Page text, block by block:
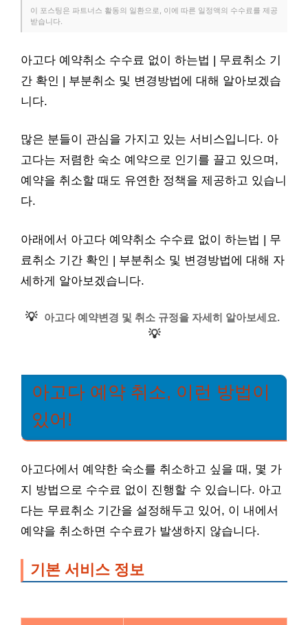
이 포스팅은 파트너스 활동의 일환으로, 이에 따른 일정액의 수수료를 제공
받습니다.
아고다 예약취소 수수료 없이 하는법 | 무료취소 기
간 확인 | 부분취소 및 변경방법에 대해 알아보겠습
니다.
많은 분들이 관심을 가지고 있는 서비스입니다. 아
고다는 저렴한 숙소 예약으로 인기를 끌고 있으며,
예약을 취소할 때도 유연한 정책을 제공하고 있습니
다.
아래에서 아고다 예약취소 수수료 없이 하는법 | 무
료취소 기간 확인 | 부분취소 및 변경방법에 대해 자
세하게 알아보겠습니다.
💡 아고다 예약변경 및 취소 규정을 자세히 알아보세요.
💡
아고다 예약 취소, 이런 방법이
있어!
아고다에서 예약한 숙소를 취소하고 싶을 때, 몇 가
지 방법으로 수수료 없이 진행할 수 있습니다. 아고
다는 무료취소 기간을 설정해두고 있어, 이 내에서
예약을 취소하면 수수료가 발생하지 않습니다.
기본 서비스 정보